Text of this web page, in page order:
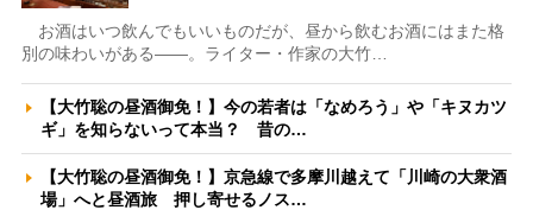
お酒はいつ飲んでもいいものだが、昼から飲むお酒にはまた格
別の味わいがある――。ライター・作家の大竹…
【大竹聡の昼酒御免！】今の若者は「なめろう」や「キヌカツ
ギ」を知らないって本当？ 昔の…
【大竹聡の昼酒御免！】京急線で多摩川越えて「川崎の大衆酒
場」へと昼酒旅 押し寄せるノス…